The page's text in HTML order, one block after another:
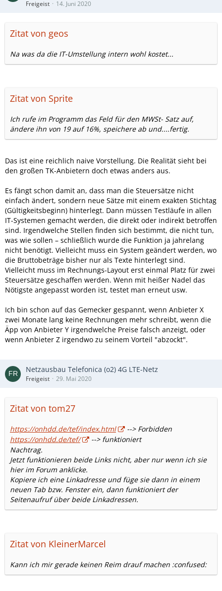
Freigeist 14. Juni 2020
Zitat von geos
Na was da die IT-Umstellung intern wohl kostet...
Zitat von Sprite
Ich rufe im Programm das Feld für den MWSt- Satz auf,
ändere ihn von 19 auf 16%, speichere ab und....fertig.
Das ist eine reichlich naive Vorstellung. Die Realität sieht bei
den großen TK-Anbietern doch etwas anders aus.
Es fängt schon damit an, dass man die Steuersätze nicht
einfach ändert, sondern neue Sätze mit einem exakten Stichtag
(Gültigkeitsbeginn) hinterlegt. Dann müssen Testläufe in allen
IT-Systemen gemacht werden, die direkt oder indirekt betroffen
sind. Irgendwelche Stellen finden sich bestimmt, die nicht tun,
was wie sollen – schließlich wurde die Funktion ja jahrelang
nicht benötigt. Vielleicht muss ein System geändert werden, wo
die Bruttobeträge bisher nur als Texte hinterlegt sind.
Vielleicht muss im Rechnungs-Layout erst einmal Platz für zwei
Steuersätze geschaffen werden. Wenn mit heißer Nadel das
Nötigste angepasst worden ist, testet man erneut usw.
Ich bin schon auf das Gemecker gespannt, wenn Anbieter X
zwei Monate lang keine Rechnungen mehr schreibt, wenn die
Äpp von Anbieter Y irgendwelche Preise falsch anzeigt, oder
wenn Anbieter Z irgendwo zu seinem Vorteil "abzockt".
Netzausbau Telefonica (o2) 4G LTE-Netz
Freigeist 29. Mai 2020
Zitat von tom27
https://onhdd.de/tef/index.html
--> Forbidden
https://onhdd.de/tef/
--> funktioniert
Nachtrag.
Jetzt funktionieren beide Links nicht, aber nur wenn ich sie
hier im Forum anklicke.
Kopiere ich eine Linkadresse und füge sie dann in einem
neuen Tab bzw. Fenster ein, dann funktioniert der
Seitenaufruf über beide Linkadressen.
Zitat von KleinerMarcel
Kann ich mir gerade keinen Reim drauf machen :confused: